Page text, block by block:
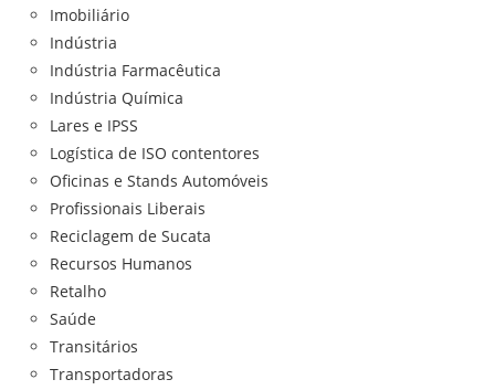
Imobiliário
Indústria
Indústria Farmacêutica
Indústria Química
Lares e IPSS
Logística de ISO contentores
Oficinas e Stands Automóveis
Profissionais Liberais
Reciclagem de Sucata
Recursos Humanos
Retalho
Saúde
Transitários
Transportadoras